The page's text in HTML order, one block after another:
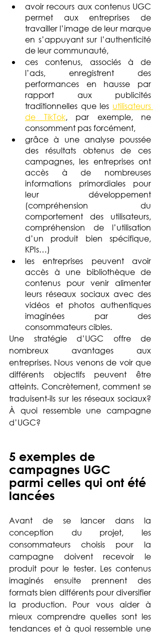
avoir recours aux contenus UGC
permet aux entreprises de
travailler l’image de leur marque
en s’appuyant sur l’authenticité
de leur communauté,
ces contenus, associés à de
l’ads, enregistrent des
performances en hausse par
rapport aux publicités
traditionnelles que les utilisateurs
de TikTok, par exemple, ne
consomment pas forcément,
grâce à une analyse poussée
des résultats obtenus de ces
campagnes, les entreprises ont
accès à de nombreuses
informations primordiales pour
leur développement
(compréhension du
comportement des utilisateurs,
compréhension de l’utilisation
d’un produit bien spécifique,
KPIs…)
les entreprises peuvent avoir
accès à une bibliothèque de
contenus pour venir alimenter
leurs réseaux sociaux avec des
vidéos et photos authentiques
imaginées par des
consommateurs cibles.
Une stratégie d’UGC offre de
nombreux avantages aux
entreprises. Nous venons de voir que
différents objectifs peuvent être
atteints. Concrètement, comment se
traduisent-ils sur les réseaux sociaux?
À quoi ressemble une campagne
d’UGC?
5 exemples de
campagnes UGC
parmi celles qui ont été
lancées
Avant de se lancer dans la
conception du projet, les
consommateurs choisis pour la
campagne doivent recevoir le
produit pour le tester. Les contenus
imaginés ensuite prennent des
formats bien différents pour diversifier
la production. Pour vous aider à
mieux comprendre quelles sont les
tendances et à quoi ressemble une